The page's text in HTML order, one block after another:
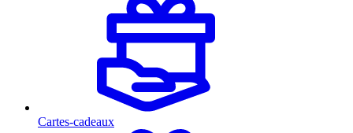
Cartes-cadeaux